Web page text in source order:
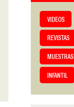
VIDEOS
REVISTAS
MUESTRAS
INFANTIL